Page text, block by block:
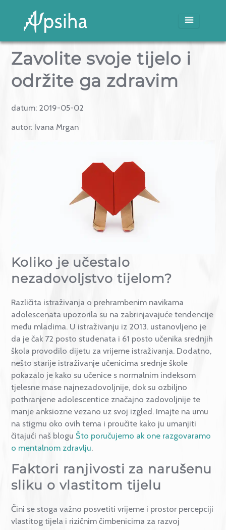
Naslovna
Mediji
O nama
Kontakt
Zavolite svoje tijelo i
održite ga zdravim
nezadovoljstvo tijelom?
Različita istraživanja o prehrambenim navikama
adolescenata upozorila su na zabrinjavajuće
među mladima. U istraživanju iz 2013. ustanovljeno
da je čak 72 posto studenata i 61 posto učenika
škola provodilo dijetu za vrijeme istraživanja.
nešto starije istraživanje učenicima srednje škole
pokazalo je kako su učenice s normalnim indeksom
tjelesne mase najnezadovoljnije, dok su ozbiljno
pothranjene adolescentice značajno zadovoljnije te
na stigmu oko ovih tema i proučite kako ju umanjiti
čitajući naš bloguŠto poručujemo ak one
Faktori ranjivosti za